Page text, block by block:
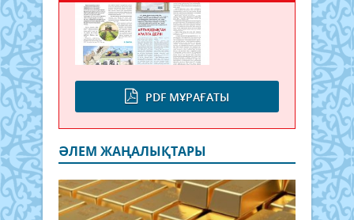
PDF МҰРАҒАТЫ
ӘЛЕМ ЖАҢАЛЫҚТАРЫ